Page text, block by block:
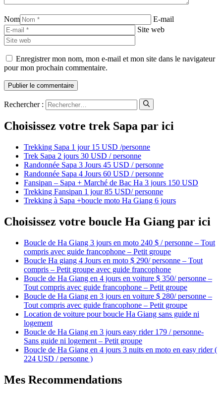
Nom
E-mail
Site web
Enregistrer mon nom, mon e-mail et mon site dans le navigateur
pour mon prochain commentaire.
Rechercher :
Choisissez votre trek Sapa par ici
Trekking Sapa 1 jour 15 USD /personne
Trek Sapa 2 jours 30 USD / personne
Randonnée Sapa 3 Jours 45 USD / personne
Randonnée Sapa 4 Jours 60 USD / personne
Fansipan – Sapa + Marché de Bac Ha 3 jours 150 USD
Trekking Fansipan 1 jour 85 USD/ personne
Trekking à Sapa +boucle moto Ha Giang 6 jours
Choisissez votre boucle Ha Giang par ici
Boucle de Ha Giang 3 jours en moto 240 $ / personne – Tout
compris avec guide francophone – Petit groupe
Boucle Ha giang 4 Jours en moto $ 290/ personne – Tout
compris – Petit groupe avec guide francophone
Boucle de Ha Giang en 4 jours en voiture $ 350/ personne –
Tout compris avec guide francophone – Petit groupe
Boucle de Ha Giang en 3 jours en voiture $ 280/ personne –
Tout compris avec guide francophone – Petit groupe
Location de voiture pour boucle Ha Giang sans guide ni
logement
Boucle de Ha Giang en 3 jours easy rider 179 / personne-
Sans guide ni logement – Petit groupe
Boucle de Ha Giang en 4 jours 3 nuits en moto en easy rider (
224 USD / personne )
Mes Recommendations